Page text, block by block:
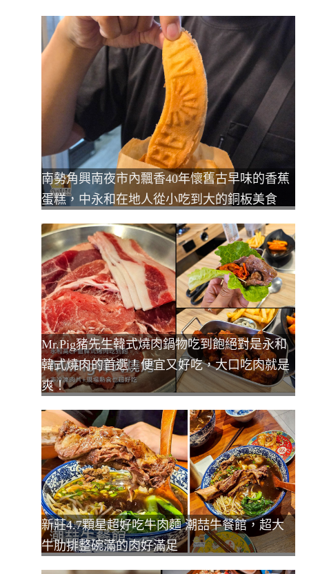
南勢角興南夜市內飄香40年懷舊古早味的香蕉
蛋糕，中永和在地人從小吃到大的銅板美食
Mr.Pig豬先生韓式燒肉鍋物吃到飽絕對是永和
韓式燒肉的首選！便宜又好吃，大口吃肉就是
爽！
新莊4.7顆星超好吃牛肉麵 潮喆牛餐館，超大
牛肋排整碗滿的肉好滿足